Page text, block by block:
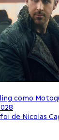
como
de Nicolas